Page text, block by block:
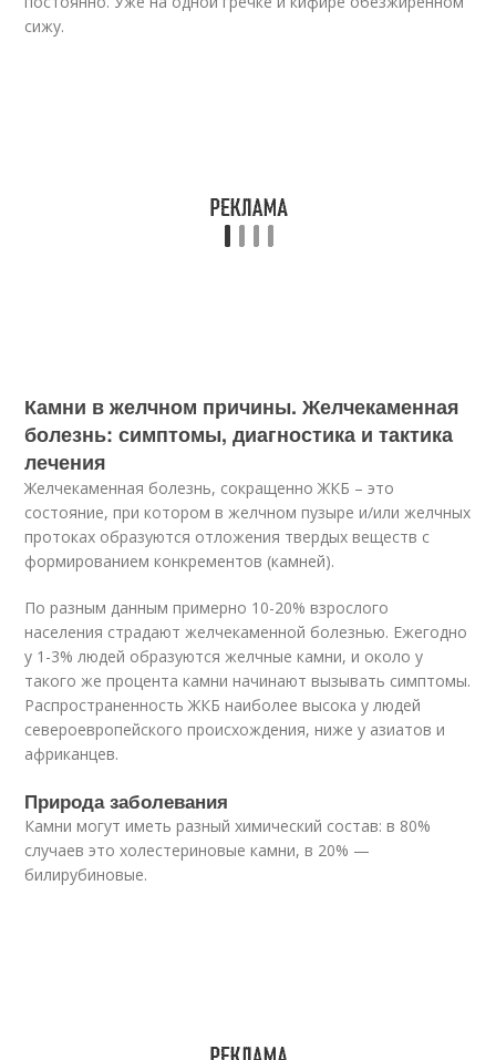
сижу.
Камни в желчном причины. Желчекаменная
болезнь: симптомы, диагностика и тактика
лечения
Желчекаменная болезнь, сокращенно ЖКБ – это
состояние, при котором в желчном пузыре и/или желчных
протоках образуются отложения твердых веществ с
формированием конкрементов (камней).
По разным данным примерно 10-20% взрослого
населения страдают желчекаменной болезнью. Ежегодно
у 1-3% людей образуются желчные камни, и около у
такого же процента камни начинают вызывать симптомы.
Распространенность ЖКБ наиболее высока у людей
североевропейского происхождения, ниже у азиатов и
африканцев.
Природа заболевания
Камни могут иметь разный химический состав: в 80%
случаев это холестериновые камни, в 20% —
билирубиновые.